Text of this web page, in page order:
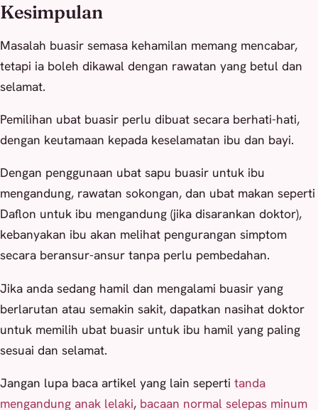
Kesimpulan
Masalah buasir semasa kehamilan memang mencabar,
tetapi ia boleh dikawal dengan rawatan yang betul dan
selamat.
Pemilihan ubat buasir perlu dibuat secara berhati-hati,
dengan keutamaan kepada keselamatan ibu dan bayi.
Dengan penggunaan ubat sapu buasir untuk ibu
mengandung, rawatan sokongan, dan ubat makan seperti
Daflon untuk ibu mengandung (jika disarankan doktor),
kebanyakan ibu akan melihat pengurangan simptom
secara beransur-ansur tanpa perlu pembedahan.
Jika anda sedang hamil dan mengalami buasir yang
berlarutan atau semakin sakit, dapatkan nasihat doktor
untuk memilih ubat buasir untuk ibu hamil yang paling
sesuai dan selamat.
Jangan lupa baca artikel yang lain seperti tanda
mengandung anak lelaki, bacaan normal selepas minum